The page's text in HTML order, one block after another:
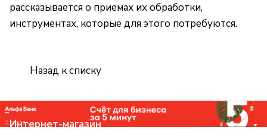
рассказывается о приемах их обработки,
инструментах, которые для этого потребуются.
Назад к списку
Интернет-магазин